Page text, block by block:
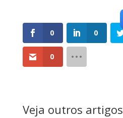
0 0
0
Veja outros artigos